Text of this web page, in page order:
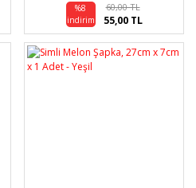
%8
indirim
60,00 TL
55,00 TL